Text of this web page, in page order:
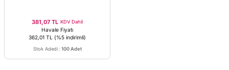
381,07 TL KDV Dahil
Havale Fiyatı
362,01 TL (%5 indirimli)
Stok Adedi : 100 Adet